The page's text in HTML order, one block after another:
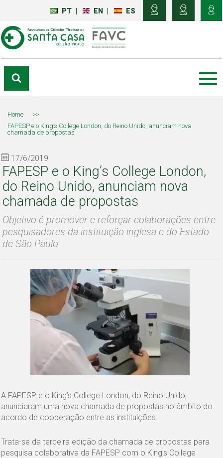
PT EN ES
Home
>>
FAPESP e o King’s College London, do Reino Unido, anunciam nova
chamada de propostas
17/6/2019
FAPESP e o King’s College London,
do Reino Unido, anunciam nova
chamada de propostas
Objetivo é promover e reforçar colaborações entre
pesquisadores da instituição inglesa e do Estado
de São Paulo
A FAPESP e o King’s College London, do Reino Unido,
anunciaram uma nova chamada de propostas no âmbito do
acordo de cooperação entre as instituições.
Trata-se da terceira edição da chamada de propostas para
pesquisa colaborativa da FAPESP com o King’s College